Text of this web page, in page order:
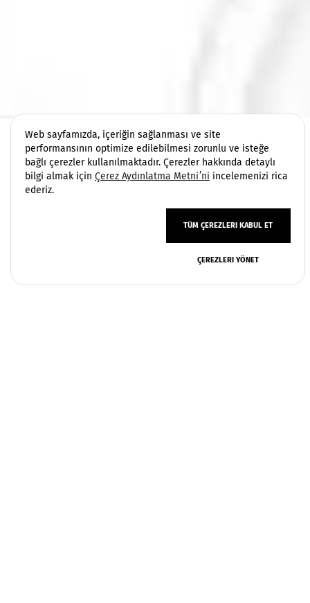
Web sayfamızda, içeriğin sağlanması ve site
performansının optimize edilebilmesi zorunlu ve isteğe
bağlı çerezler kullanılmaktadır. Çerezler hakkında detaylı
bilgi almak için Çerez Aydınlatma Metni’ni incelemenizi rica
ederiz.
TÜM ÇEREZLERI KABUL ET
ÇEREZLERI YÖNET